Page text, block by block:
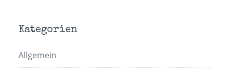
Kategorien
Allgemein